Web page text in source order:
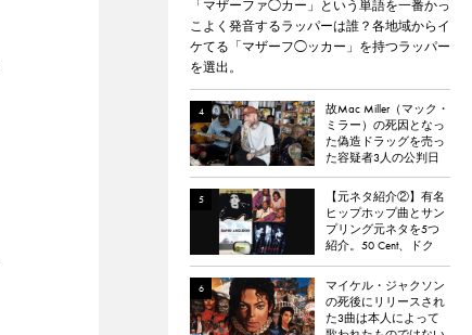
「マザーファ◯カー」という単語を一番かっ
こよく発音するラッパーは誰？各地域からイ
ケてる「マザーフ◯ッカー」を持つラッパー
を選出。
故Mac Miller（マック・
ミラー）の死因となっ
た偽造ドラッグを売っ
た容疑者3人の公判日
が決定。
【元ネタ紹介②】有名
ヒップホップ曲とサン
プリング元ネタを5つ
紹介。50 Cent、ドク
ATCQ、タイラー・
ザ・クリエイターなど
マイケル・ジャクソン
の死後にリリースされ
た3曲は本人によって